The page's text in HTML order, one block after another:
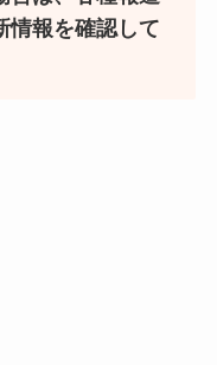
情報を確認して